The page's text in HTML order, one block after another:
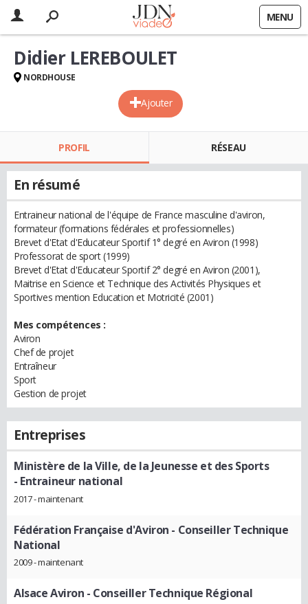
MENU
Ajouter
Didier LEREBOULET
NORDHOUSE
PROFIL RÉSEAU
En résumé
Entraineur national de l'équipe de France masculine d'aviron,
formateur (formations fédérales et professionnelles)
Brevet d'Etat d'Educateur Sportif 1° degré en Aviron (1998)
Professorat de sport (1999)
Brevet d'Etat d'Educateur Sportif 2° degré en Aviron (2001),
Maitrise en Science et Technique des Activités Physiques et
Sportives mention Education et Motricité (2001)
Mes compétences :
Aviron
Chef de projet
Entraîneur
Sport
Gestion de projet
Entreprises
Ministère de la Ville, de la Jeunesse et des Sports
- Entraineur national
2017 - maintenant
Fédération Française d'Aviron - Conseiller Technique
National
2009 - maintenant
Alsace Aviron - Conseiller Technique Régional